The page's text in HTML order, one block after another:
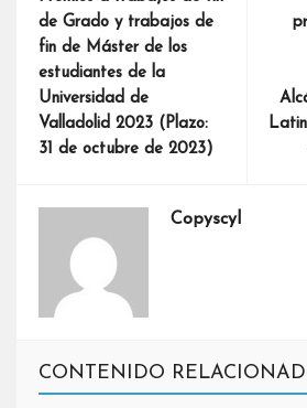
de Grado y trabajos de
fin de Máster de los
estudiantes de la
Universidad de
Valladolid 2023 (Plazo:
31 de octubre de 2023)
Copyscyl
CONTENIDO